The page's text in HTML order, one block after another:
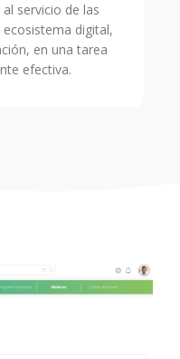
servicio de las
digital,
en una tarea
efectiva.